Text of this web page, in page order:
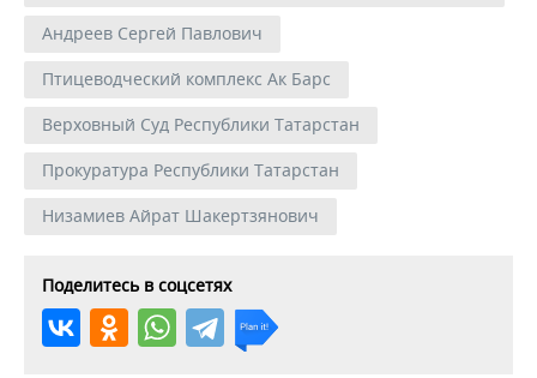
Андреев Сергей Павлович
Птицеводческий комплекс Ак Барс
Верховный Суд Республики Татарстан
Прокуратура Республики Татарстан
Низамиев Айрат Шакертзянович
Поделитесь в соцсетях